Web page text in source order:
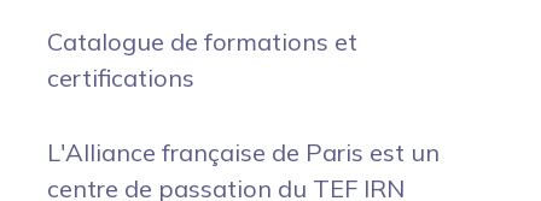
Catalogue de formations et
certifications
L'Alliance française de Paris est un
centre de passation du TEF IRN